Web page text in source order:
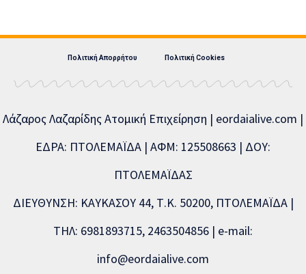
Πολιτική Απορρήτου Πολιτική Cookies
Λάζαρος Λαζαρίδης Ατομική Επιχείρηση | eordaialive.com |
ΕΔΡΑ: ΠΤΟΛΕΜΑΪΔΑ | ΑΦΜ: 125508663 | ΔΟΥ:
ΠΤΟΛΕΜΑΪΔΑΣ
ΔΙΕΥΘΥΝΣΗ: ΚΑΥΚΑΣΟΥ 44, Τ.Κ. 50200, ΠΤΟΛΕΜΑΪΔΑ |
ΤΗΛ: 6981893715, 2463504856 | e-mail:
info@eordaialive.com